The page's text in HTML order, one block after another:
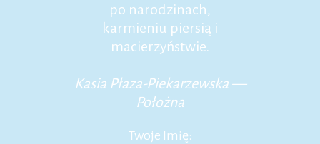
po narodzinach,
karmieniu piersią i
macierzyństwie.
Kasia Płaza-Piekarzewska —
Położna
Twoje Imię: